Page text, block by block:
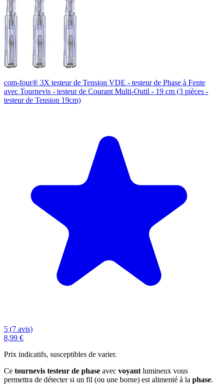
com-four® 3X testeur de Tension VDE - testeur de Phase à Fente
avec Tournevis - testeur de Courant Multi-Outil - 19 cm (3 pièces -
testeur de Tension 19cm)
5 (7 avis)
8,99 €
Prix indicatifs, susceptibles de varier.
Ce tournevis testeur de phase avec voyant lumineux vous
permettra de détecter si un fil (ou une borne) est alimenté à la phase.